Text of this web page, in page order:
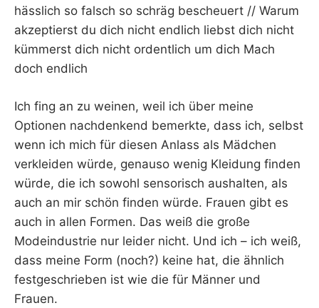
hässlich so falsch so schräg bescheuert // Warum
akzeptierst du dich nicht endlich liebst dich nicht
kümmerst dich nicht ordentlich um dich Mach
doch endlich
Ich fing an zu weinen, weil ich über meine
Optionen nachdenkend bemerkte, dass ich, selbst
wenn ich mich für diesen Anlass als Mädchen
verkleiden würde, genauso wenig Kleidung finden
würde, die ich sowohl sensorisch aushalten, als
auch an mir schön finden würde. Frauen gibt es
auch in allen Formen. Das weiß die große
Modeindustrie nur leider nicht. Und ich – ich weiß,
dass meine Form (noch?) keine hat, die ähnlich
festgeschrieben ist wie die für Männer und
Frauen.